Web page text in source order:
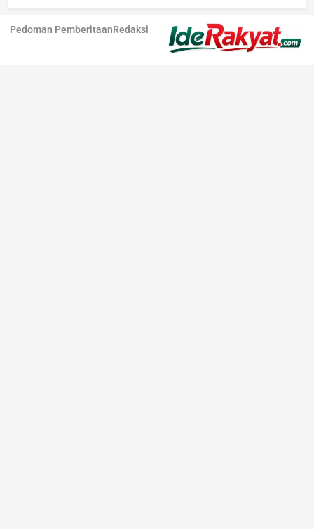
Pedoman PemberitaanRedaksi